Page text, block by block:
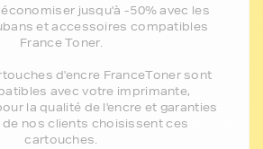
jusqu'à -50% avec les
et accessoires compatibles
France Toner.
d'encre FranceToner sont
avec votre imprimante,
la qualité de l'encre et garanties
de nos clients choisissent ces
cartouches.